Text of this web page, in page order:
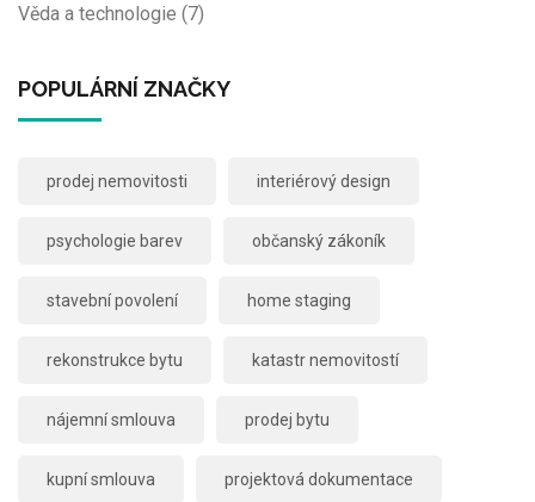
Věda a technologie (7)
POPULÁRNÍ ZNAČKY
prodej nemovitosti interiérový design
psychologie barev občanský zákoník
stavební povolení home staging
rekonstrukce bytu katastr nemovitostí
nájemní smlouva prodej bytu
kupní smlouva projektová dokumentace